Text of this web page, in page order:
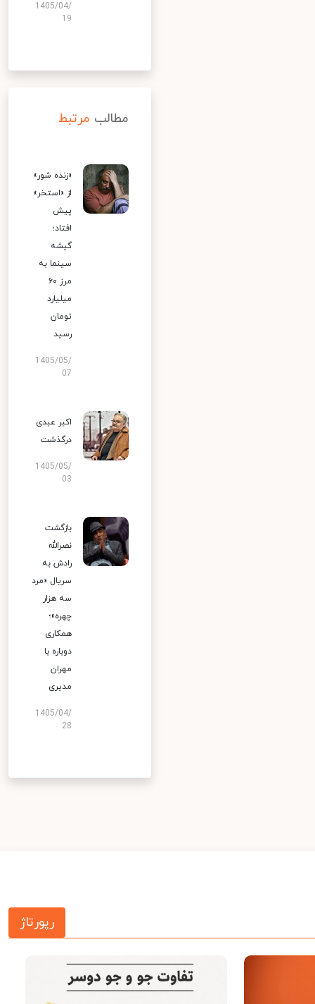
1405/04/
19
مطالب مرتبط
«زنده شور»
از «استخر»
پیش
افتاد؛
گیشه
سینما به
مرز ۶۰
میلیارد
تومان
رسید
1405/05/
07
اکبر عبدی
درگذشت
1405/05/
03
بازگشت
نصرالله
رادش به
سریال «مرد
سه هزار
چهره»؛
همکاری
دوباره با
مهران
مدیری
1405/04/
28
رپورتاژ